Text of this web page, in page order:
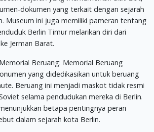
dokumen yang terkait dengan sejarah
Museum ini juga memiliki pameran tentang
Berlin Timur melarikan diri dari
Jerman Barat.
Beruang: Memorial Beruang
yang didedikasikan untuk beruang
Beruang ini menjadi maskot tidak resmi
selama pendudukan mereka di Berlin.
betapa pentingnya peran
dalam sejarah kota Berlin.